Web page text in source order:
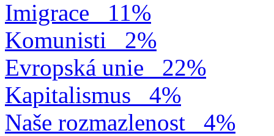
Imigrace
11%
Komunisti
2%
Evropská unie
22%
Kapitalismus
4%
Naše rozmazlenost
4%